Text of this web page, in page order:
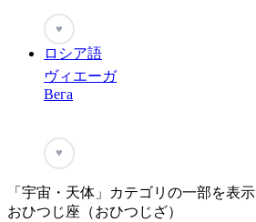
♥
ロシア語
ヴィエーガ
Вега
♥
「宇宙・天体」カテゴリの一部を表示
おひつじ座（おひつじざ）